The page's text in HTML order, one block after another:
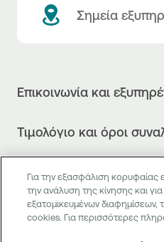
Σημεία
Επικοινωνία και
Η νέα Ψηφιακή Εποχή
Θέλω να μιλήσω με
Officer
Τιμολόγιο και όροι
Τιμολόγιο της Τράπεζας
Δελτίο τιμών
Δελτίο πληροφόρησης περί
Χρήσιμοι σύνδεσμοι
Συχνές ερωτήσεις
Κανονιστική Συμμόρφωση
Digital Banking
Για την εξασφάλιση κορυφαίας
την ανάλυση της κίνησης και
εξατομικευμένων διαφημίσεων,
cookies. Για περισσότερες